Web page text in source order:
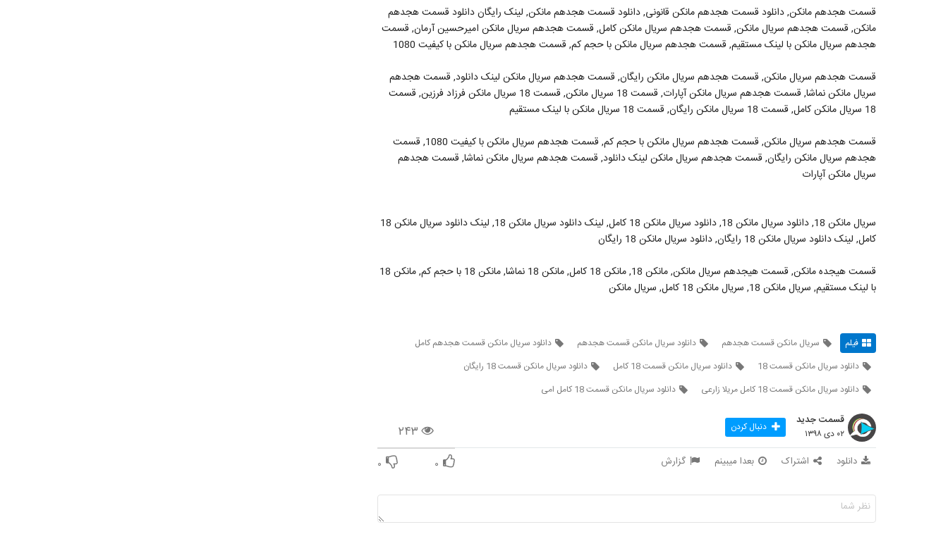
قسمت هجدهم مانکن, دانلود قسمت هجدهم مانکن قانونی, دانلود قسمت هجدهم مانکن, لینک رایگان دانلود قسمت هجدهم
مانکن, قسمت هجدهم سریال مانکن, قسمت هجدهم سریال مانکن کامل, قسمت هجدهم سریال مانکن امیرحسین آرمان, قسمت
هجدهم سریال مانکن با لینک مستقیم, قسمت هجدهم سریال مانکن با حجم کم, قسمت هجدهم سریال مانکن با کیفیت 1080
قسمت هجدهم سریال مانکن, قسمت هجدهم سریال مانکن رایگان, قسمت هجدهم سریال مانکن لینک دانلود, قسمت هجدهم
سریال مانکن نماشا, قسمت هجدهم سریال مانکن آپارات, قسمت 18 سریال مانکن, قسمت 18 سریال مانکن فرزاد فرزین, قسمت
18 سریال مانکن کامل, قسمت 18 سریال مانکن رایگان, قسمت 18 سریال مانکن با لینک مستقیم
قسمت هجدهم سریال مانکن, قسمت هجدهم سریال مانکن با حجم کم, قسمت هجدهم سریال مانکن با کیفیت 1080, قسمت
هجدهم سریال مانکن رایگان, قسمت هجدهم سریال مانکن لینک دانلود, قسمت هجدهم سریال مانکن نماشا, قسمت هجدهم
سریال مانکن آپارات
سریال مانکن 18, دانلود سریال مانکن 18, دانلود سریال مانکن 18 کامل, لینک دانلود سریال مانکن 18, لینک دانلود سریال مانکن 18
کامل, لینک دانلود سریال مانکن 18 رایگان, دانلود سریال مانکن 18 رایگان
قسمت هیجده مانکن, قسمت هیجدهم سریال مانکن, مانکن 18, مانکن 18 کامل, مانکن 18 نماشا, مانکن 18 با حجم کم, مانکن 18
با لینک مستقیم, سریال مانکن 18, سریال مانکن 18 کامل, سریال مانکن
فیلم سریال مانکن قسمت هجدهم دانلود سریال مانکن قسمت هجدهم
دانلود سریال مانکن قسمت هجدهم کامل
دانلود سریال مانکن قسمت 18
دانلود سریال مانکن قسمت 18 کامل
دانلود سریال مانکن قسمت 18 رایگان
دانلود سریال مانکن قسمت 18 کامل مریلا زارعی
دانلود سریال مانکن قسمت 18 کامل امی
۲۴۳
قسمت جدید
۰۲ دی ۱۳۹۸ دنبال کردن
دانلود اشتراک بعدا میبینم گزارش ۰ ۰